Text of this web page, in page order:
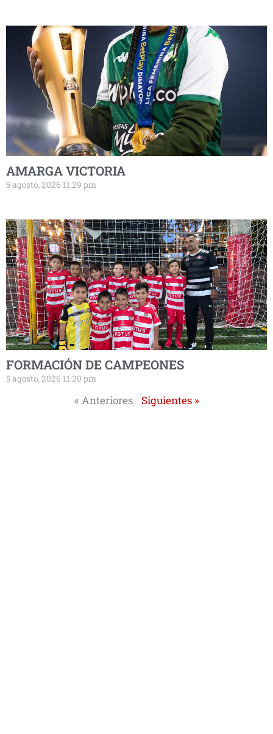
AMARGA VICTORIA
5 agosto, 2026 11:29 pm
FORMACIÓN DE CAMPEONES
5 agosto, 2026 11:20 pm
« Anteriores Siguientes »